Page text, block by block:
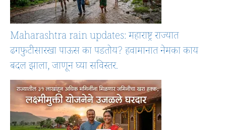
Maharashtra rain updates: महाराष्ट्र राज्यात
ढगफुटीसारखा पाऊस का पडतोय? हवामानात नेमका काय
बदल झाला, जाणून घ्या सविस्तर.